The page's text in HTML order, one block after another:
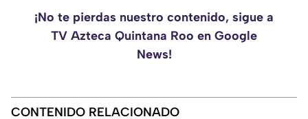
¡No te pierdas nuestro contenido, sigue a
TV Azteca Quintana Roo en Google
News!
CONTENIDO RELACIONADO